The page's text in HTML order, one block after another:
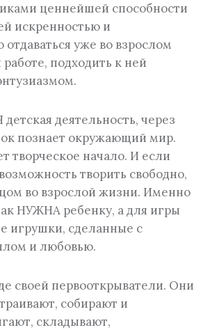
ценнейшей способности
искренностью и
уже во взрослом
работе, подходить к ней
деятельность, через
познает окружающий мир.
творческое начало. И если
творить свободно,
во взрослой жизни. Именно
НУЖНА ребенку, а для игры
игрушки, сделанные с
и любовью.
своей первооткрыватели. Они
собирают и
складывают,